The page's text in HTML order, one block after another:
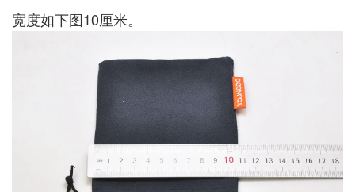
宽度如下图10厘米。